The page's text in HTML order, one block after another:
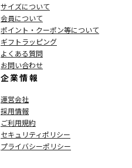
サイズについて
会員について
ポイント・クーポン等について
ギフトラッピング
よくある質問
お問い合わせ
企業情報
運営会社
採用情報
ご利用規約
セキュリティポリシー
プライバシーポリシー